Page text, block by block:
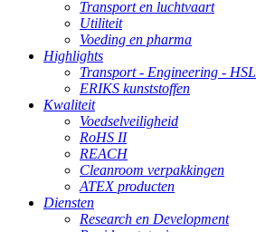
Transport en luchtvaart
Utiliteit
Voeding en pharma
Highlights
Transport - Engineering - HSL
ERIKS kunststoffen
Kwaliteit
Voedselveiligheid
RoHS II
REACH
Cleanroom verpakkingen
ATEX producten
Diensten
Research en Development